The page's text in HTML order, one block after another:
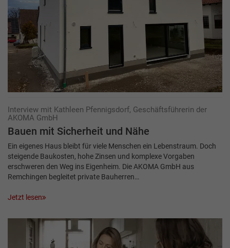
Interview mit Kathleen Pfennigsdorf, Geschäftsführerin der
AKOMA GmbH
Bauen mit Sicherheit und Nähe
Ein eigenes Haus bleibt für viele Menschen ein Lebenstraum. Doch
steigende Baukosten, hohe Zinsen und komplexe Vorgaben
erschweren den Weg ins Eigenheim. Die AKOMA GmbH aus
Remchingen begleitet private Bauherren…
Jetzt lesen